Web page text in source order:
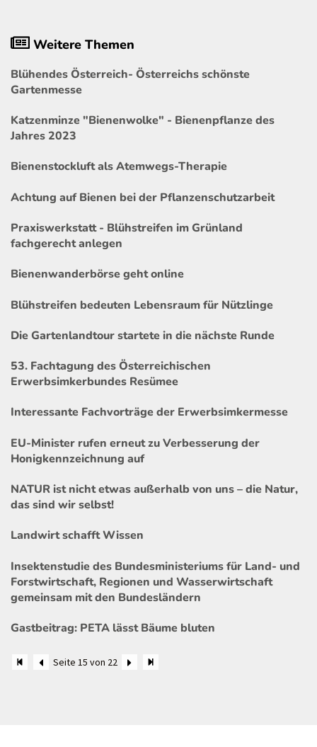
Weitere Themen
Blühendes Österreich- Österreichs schönste
Gartenmesse
Katzenminze "Bienenwolke" - Bienenpflanze des
Jahres 2023
Bienenstockluft als Atemwegs-Therapie
Achtung auf Bienen bei der Pflanzenschutzarbeit
Praxiswerkstatt - Blühstreifen im Grünland
fachgerecht anlegen
Bienenwanderbörse geht online
Blühstreifen bedeuten Lebensraum für Nützlinge
Die Gartenlandtour startete in die nächste Runde
53. Fachtagung des Österreichischen
Erwerbsimkerbundes Resümee
Interessante Fachvorträge der Erwerbsimkermesse
EU-Minister rufen erneut zu Verbesserung der
Honigkennzeichnung auf
NATUR ist nicht etwas außerhalb von uns – die Natur,
das sind wir selbst!
Landwirt schafft Wissen
Insektenstudie des Bundesministeriums für Land- und
Forstwirtschaft, Regionen und Wasserwirtschaft
gemeinsam mit den Bundesländern
Gastbeitrag: PETA lässt Bäume bluten
Seite 15 von 22